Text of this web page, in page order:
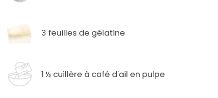
3 feuilles de gélatine
1 ½ cuillère à café d'ail en pulpe